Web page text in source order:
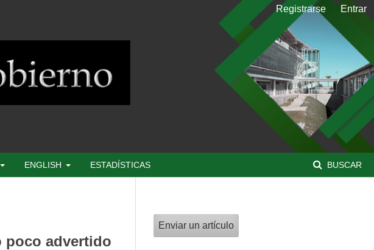
ENGLISH ESTADÍSTICAS BUSCAR
Registrarse Entrar
poco advertido
Enviar un artículo